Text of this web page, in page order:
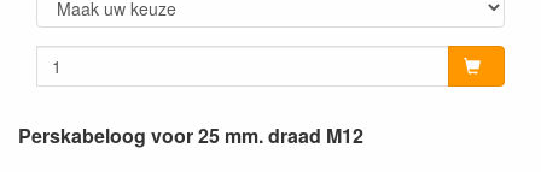
Perskabeloog voor 25 mm. draad M12